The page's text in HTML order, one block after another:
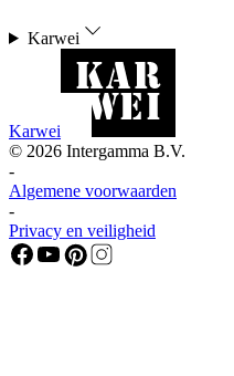
Karwei
Karwei
© 2026 Intergamma B.V.
-
Algemene voorwaarden
-
Privacy en veiligheid